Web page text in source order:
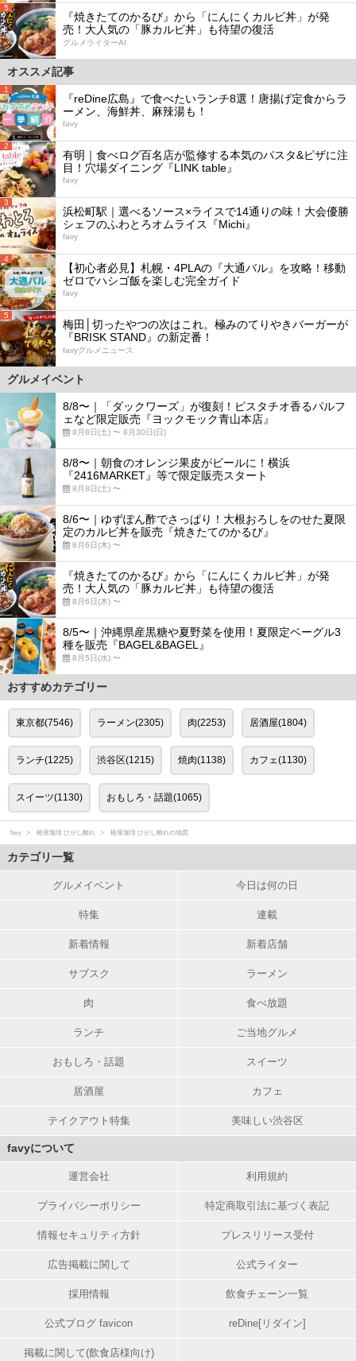
5
『焼きたてのかるび』から「にんにくカルビ丼」が発
売！大人気の「豚カルビ丼」も待望の復活
グルメライターAI
オススメ記事
1
『reDine広島』で食べたいランチ8選！唐揚げ定食からラ
ーメン、海鮮丼、麻辣湯も！
favy
2
有明｜食べログ百名店が監修する本気のパスタ&ピザに注
目！穴場ダイニング『LINK table』
favy
3
浜松町駅｜選べるソース×ライスで14通りの味！大会優勝
シェフのふわとろオムライス『Michi』
favy
4
【初心者必見】札幌・4PLAの『大通バル』を攻略！移動
ゼロでハシゴ飯を楽しむ完全ガイド
favy
5
梅田│切ったやつの次はこれ。極みのてりやきバーガーが
『BRISK STAND』の新定番！
favyグルメニュース
グルメイベント
8/8〜｜「ダックワーズ」が復刻！ピスタチオ香るパルフ
ェなど限定販売『ヨックモック青山本店』
8月8日(土) 〜 8月30日(日)
8/8〜｜朝食のオレンジ果皮がビールに！横浜
『2416MARKET』等で限定販売スタート
8月8日(土) 〜
8/6〜｜ゆずぽん酢でさっぱり！大根おろしをのせた夏限
定のカルビ丼を販売『焼きたてのかるび』
8月6日(木) 〜
『焼きたてのかるび』から「にんにくカルビ丼」が発
売！大人気の「豚カルビ丼」も待望の復活
8月6日(木) 〜
8/5〜｜沖縄県産黒糖や夏野菜を使用！夏限定ベーグル3
種を販売『BAGEL&BAGEL』
8月5日(水) 〜
おすすめカテゴリー
東京都(7546) ラーメン(2305) 肉(2253) 居酒屋(1804)
ランチ(1225) 渋谷区(1215) 焼肉(1138) カフェ(1130)
スイーツ(1130) おもしろ・話題(1065)
favy 椿屋珈琲 ひがし離れ 椿屋珈琲 ひがし離れの地図
カテゴリ一覧
グルメイベント 今日は何の日
特集 連載
新着情報 新着店舗
サブスク ラーメン
肉 食べ放題
ランチ ご当地グルメ
おもしろ・話題 スイーツ
居酒屋 カフェ
テイクアウト特集 美味しい渋谷区
favyについて
運営会社 利用規約
プライバシーポリシー 特定商取引法に基づく表記
情報セキュリティ方針 プレスリリース受付
広告掲載に関して 公式ライター
採用情報 飲食チェーン一覧
公式ブログ favicon reDine[リダイン]
掲載に関して(飲食店様向け)